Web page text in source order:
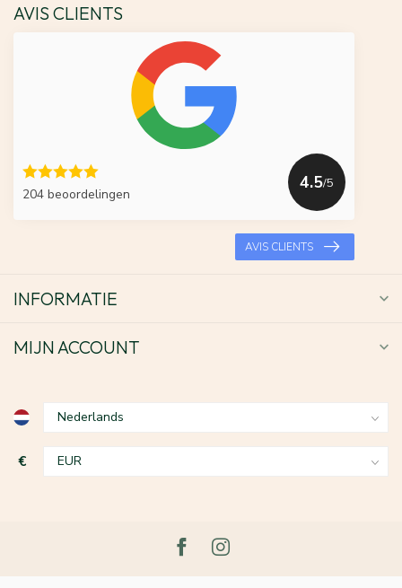
AVIS CLIENTS
204 beoordelingen
4.5/5
AVIS CLIENTS
INFORMATIE
MIJN ACCOUNT
€